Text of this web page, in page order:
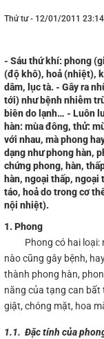
Thứ tư - 12/01/2011 23:14
- Sáu thứ khí: phong
(độ khô), hoả (nhiệt),
dâm, lục tà. - Gây ra
tới) như bệnh nhiễm
biên do lạnh… - Luôn
hàn: mùa đông, thử:
với nhau, mà phong
dạng như phong hàn,
chứng phong, hàn,
hàn, ngoại thấp, ngoại
táo, hoả do trong cơ
nội nhiệt).
1. Phong
Phong có hai loại:
nào cũng gây bệnh,
thành phong hàn,
năng của tạng can
giật, chóng mặt, hoa
1.1. Đặc tính của